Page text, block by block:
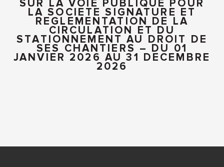
SUR LA VOIE PUBLIQUE POUR
LA SOCIETE SIGNATURE ET
REGLEMENTATION DE LA
CIRCULATION ET DU
STATIONNEMENT AU DROIT DE
SES CHANTIERS – DU 01
JANVIER 2026 AU 31 DECEMBRE
2026